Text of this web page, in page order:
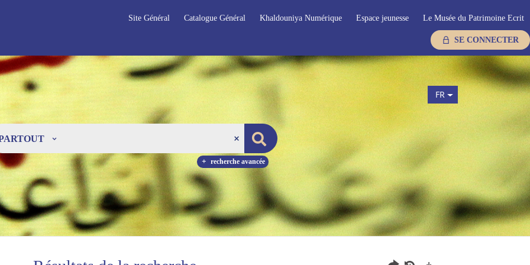
Site Général Catalogue Général Khaldouniya Numérique Espace jeunesse Le Musée du Patrimoine Ecrit
SE CONNECTER
recherche avancée
FR